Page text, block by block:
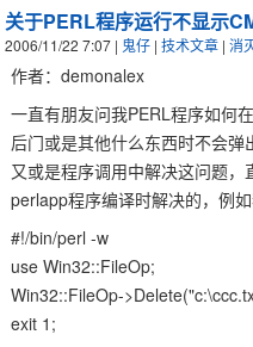
关于PERL程序运行不显示
2006/11/22 7:07 | 鬼仔 | 技术文章 | 消
作者：demonalex
一直有朋友问我PERL程序如何
后门或是其他什么东西时不会
又或是程序调用中解决这问题，
perlapp程序编译时解决的，例
#!/bin/perl -w
use Win32::FileOp;
Win32::FileOp-
exit 1;